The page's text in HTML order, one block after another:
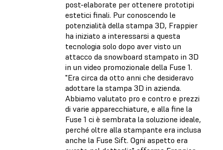
post-elaborate per ottenere prototipi
estetici finali. Pur conoscendo le
potenzialità della stampa 3D, Frappier
ha iniziato a interessarsi a questa
tecnologia solo dopo aver visto un
attacco da snowboard stampato in 3D
in un video promozionale della Fuse 1.
"Era circa da otto anni che desideravo
adottare la stampa 3D in azienda.
Abbiamo valutato pro e contro e prezzi
di varie apparecchiature, e alla fine la
Fuse 1 ci è sembrata la soluzione ideale,
perché oltre alla stampante era inclusa
anche la Fuse Sift. Ogni aspetto era